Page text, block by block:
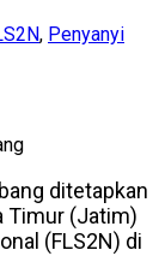
, Penyanyi
ditetapkan
Timur (Jatim)
(FLS2N) di